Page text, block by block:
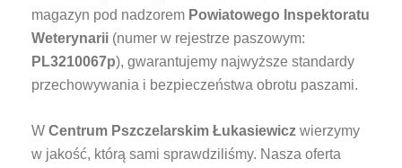
magazyn pod nadzorem Powiatowego Inspektoratu
Weterynarii (numer w rejestrze paszowym:
PL3210067p), gwarantujemy najwyższe standardy
przechowywania i bezpieczeństwa obrotu paszami.
W Centrum Pszczelarskim Łukasiewicz wierzymy
w jakość, którą sami sprawdziliśmy. Nasza oferta